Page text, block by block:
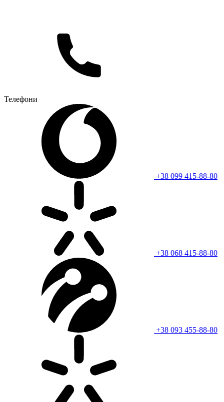
Телефони
+38 099 415-88-80
+38 068 415-88-80
+38 093 455-88-80